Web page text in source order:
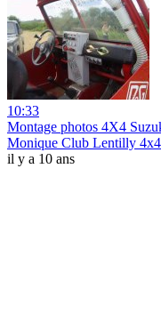
10:33
Montage photos 4X4
Monique Club Lentilly 4x4
il y a 10 ans